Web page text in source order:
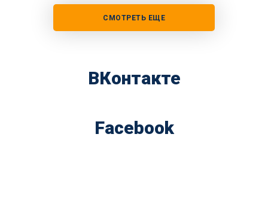
СМОТРЕТЬ ЕЩЕ
ВКонтакте
Facebook